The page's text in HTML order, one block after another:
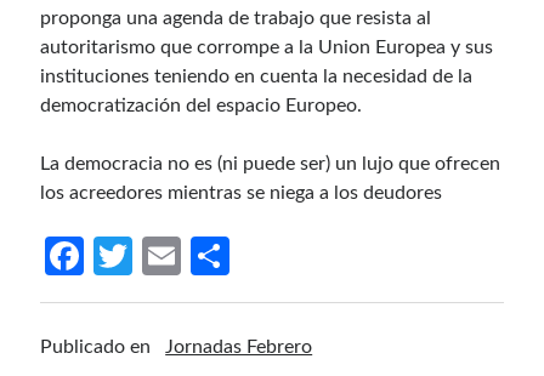
proponga una agenda de trabajo que resista al
autoritarismo que corrompe a la Union Europea y sus
instituciones teniendo en cuenta la necesidad de la
democratización del espacio Europeo.
La democracia no es (ni puede ser) un lujo que ofrecen
los acreedores mientras se niega a los deudores
Fa
ce
b
T
w
itt
E
m
ail
o
m
Publicado en Jornadas Febrero